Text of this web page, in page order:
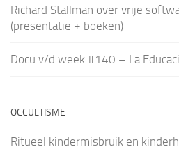
Richard Stallman over vrije
(presentatie + boeken)
Docu v/d week #140 – La
OCCULTISME
Ritueel kindermisbruik en